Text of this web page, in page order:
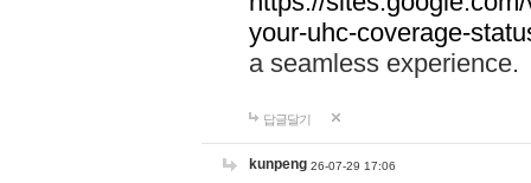
your-uhc-coverage-
a seamless experience.
답글달기
kunpeng 26-07-29 17:06